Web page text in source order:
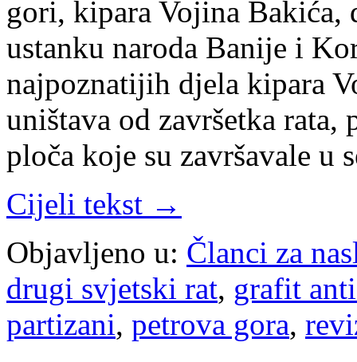
gori, kipara Vojina Bakića,
ustanku naroda Banije i
najpoznatijih djela kipara
uništava od završetka rata,
ploča koje su završavale
Cijeli tekst →
Objavljeno u: Članci za
drugi svjetski rat, grafit
partizani, petrova gora,